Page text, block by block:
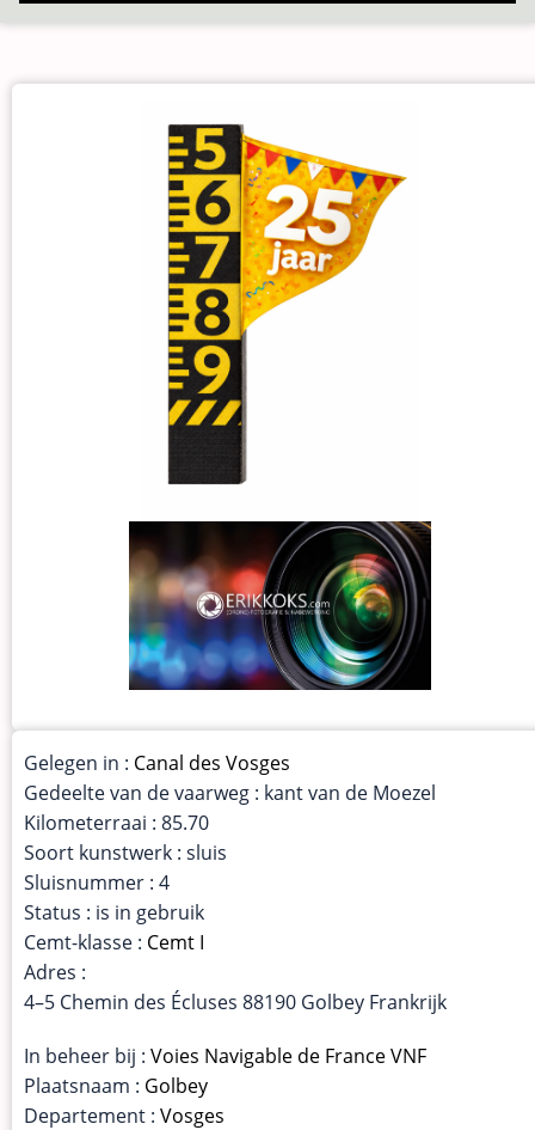
Gelegen in : Canal des Vosges
Gedeelte van de vaarweg : kant van de Moezel
Kilometerraai : 85.70
Soort kunstwerk : sluis
Sluisnummer : 4
Status : is in gebruik
Cemt-klasse : Cemt I
Adres :
4–5 Chemin des Écluses 88190 Golbey Frankrijk
In beheer bij : Voies Navigable de France VNF
Plaatsnaam : Golbey
Departement : Vosges